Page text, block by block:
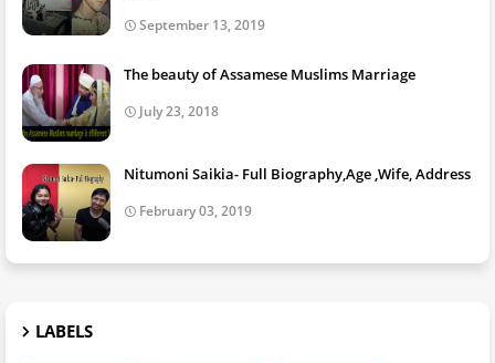
September 13, 2019
The beauty of Assamese Muslims Marriage
July 23, 2018
Nitumoni Saikia- Full Biography,Age ,Wife, Address
February 03, 2019
LABELS